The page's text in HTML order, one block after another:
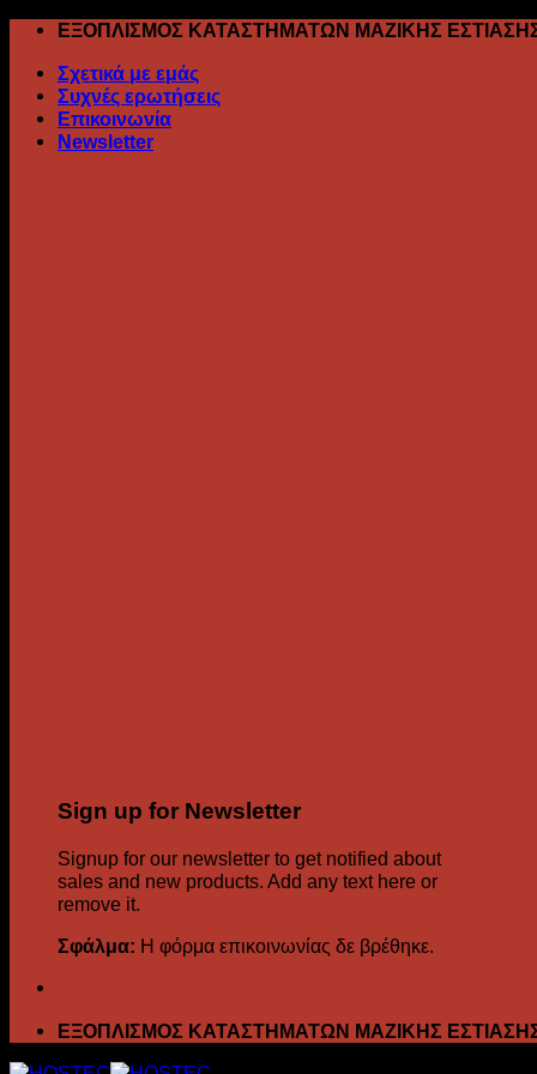
Skip
content
ΕΞΟΠΛΙΣΜΟΣ ΚΑΤΑΣΤΗΜΑΤΩΝ ΜΑΖΙΚΗΣ
Σχετικά με εμάς
Συχνές ερωτήσεις
Επικοινωνία
Newsletter
Sign up for Newsletter
Signup for our newsletter to get notified about
sales and new products. Add any text here or
remove it.
Σφάλμα: Η φόρμα επικοινωνίας δε βρέθηκε.
ΕΞΟΠΛΙΣΜΟΣ ΚΑΤΑΣΤΗΜΑΤΩΝ ΜΑΖΙΚΗΣ